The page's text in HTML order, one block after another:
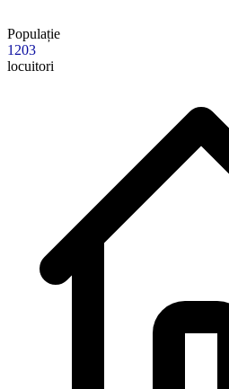
Populație
1203
locuitori